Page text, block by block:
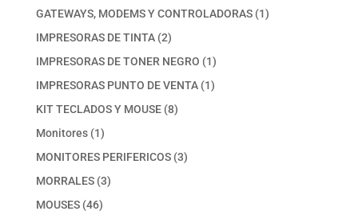
producto
GATEWAYS, MODEMS Y CONTROLADORAS 11
IMPRESORAS DE TINTA 22
productos
IMPRESORAS DE TONER NEGRO 11
producto
IMPRESORAS PUNTO DE VENTA 11
KIT TECLADOS Y MOUSE 88
Monitores 11
producto
MONITORES PERIFERICOS 33
MORRALES 33
MOUSES 4646